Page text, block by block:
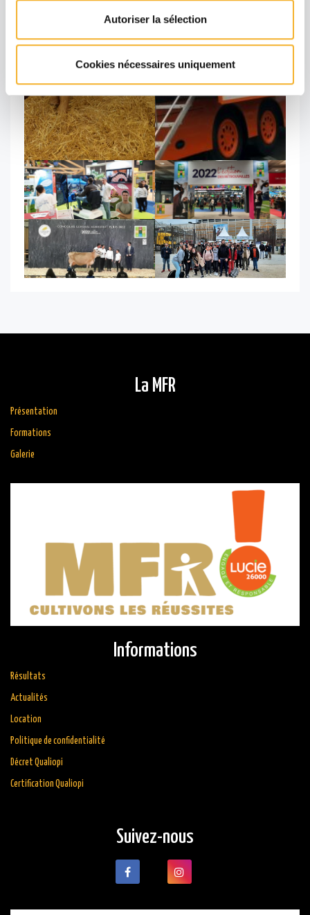
Autoriser la sélection
Cookies nécessaires uniquement
La MFR
Présentation
Formations
Galerie
Informations
Résultats
Actualités
Location
Politique de confidentialité
Décret Qualiopi
Certification Qualiopi
Suivez-nous